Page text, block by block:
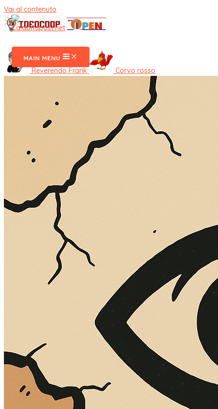
Vai al contenuto
MAIN MENU
Reverendo Frank Corvo rosso